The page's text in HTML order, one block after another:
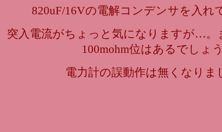
820uF/16Vの電解コンデンサを入れ
突入電流がちょっと気になりますが…。
100mohm位はあるでしょ
電力計の誤動作は無くなりま